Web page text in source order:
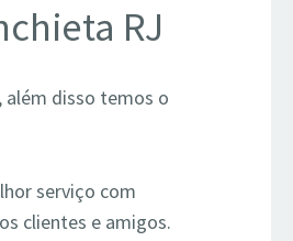
RJ
, além disso temos o
serviço com
clientes e amigos.